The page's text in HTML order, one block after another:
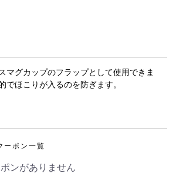
を続ける カートへ進む
マグカップのフラップとして使用できま
でほこりが入るのを防ぎます。
ーポン一覧
ンがありません